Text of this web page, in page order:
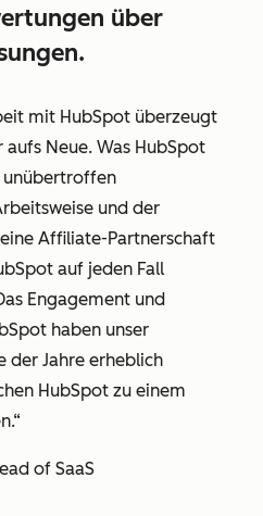
über
mit HubSpot überzeugt
Neue. Was HubSpot
unübertroffen
und der
Affiliate-Partnerschaft
auf jeden Fall
Engagement und
haben unser
der Jahre erheblich
HubSpot zu einem
of SaaS